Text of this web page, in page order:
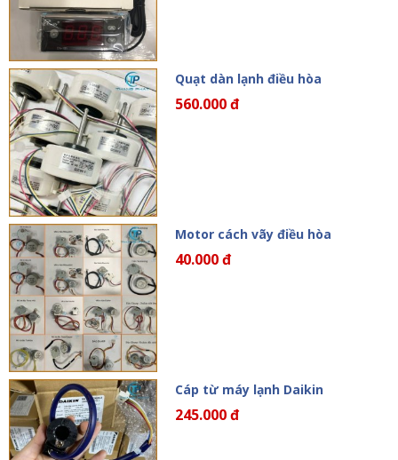
Quạt dàn lạnh điều hòa
560.000 đ
Motor cách vãy điều hòa
40.000 đ
Cáp từ máy lạnh Daikin
245.000 đ